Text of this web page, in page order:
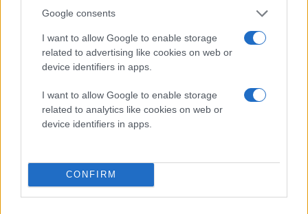
Google consents
I want to allow Google to enable storage
related to advertising like cookies on web or
device identifiers in apps.
I want to allow Google to enable storage
related to analytics like cookies on web or
device identifiers in apps.
CONFIRM
Διαβάστε περισσότερα
του ΠΑΟΚ στην Τσέλσι
(videos)
έχει σημαντικές